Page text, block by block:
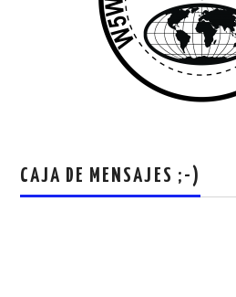
CAJA DE MENSAJES ;-)